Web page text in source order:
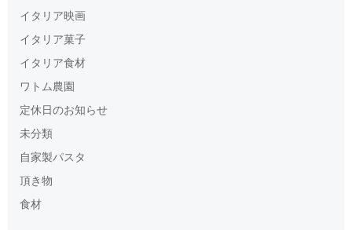
イタリア映画
イタリア菓子
イタリア食材
ワトム農園
定休日のお知らせ
未分類
自家製パスタ
頂き物
食材